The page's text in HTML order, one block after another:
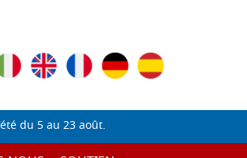
du 5 au 23 août.